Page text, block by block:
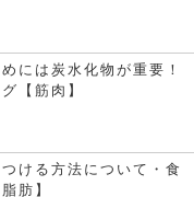
には炭水化物が重要！
【筋肉】
ける方法について・食
肪】